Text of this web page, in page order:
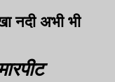
नदी अभी भी